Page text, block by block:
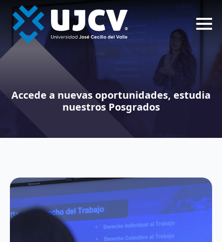
Accede a nuevas oportunidades, estudia
nuestros Posgrados